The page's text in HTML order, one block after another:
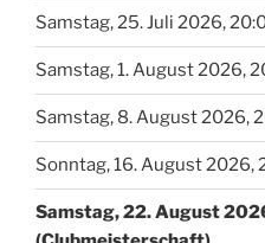
Samstag, 25. Juli 2026,
Samstag, 1. August 2026,
Samstag, 8. August 2026,
Sonntag, 16. August 2026,
Samstag, 22. August